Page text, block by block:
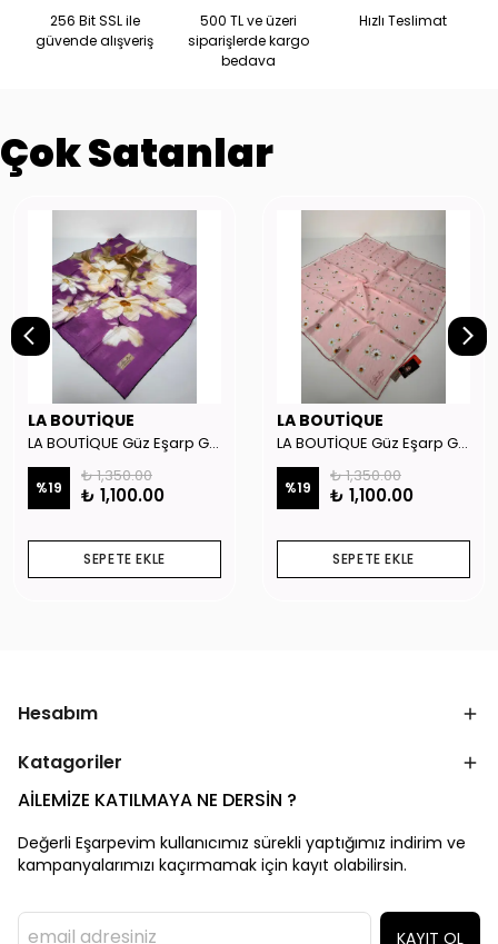
256 Bit SSL ile
güvende alışveriş
500 TL ve üzeri
siparişlerde kargo
bedava
Hızlı Teslimat
Çok Satanlar
LA BOUTİQUE
LA BOUTİQUE Güz Eşarp GYSE262908
%19
₺ 1,350.00
₺ 1,100.00
SEPETE EKLE
LA BOUTİQUE
LA BOUTİQUE Güz Eşarp GYSE130804
%19
₺ 1,350.00
₺ 1,100.00
SEPETE EKLE
Hesabım
Katagoriler
AİLEMİZE KATILMAYA NE DERSİN ?
Değerli Eşarpevim kullanıcımız sürekli yaptığımız indirim ve
kampanyalarımızı kaçırmamak için kayıt olabilirsin.
KAYIT OL